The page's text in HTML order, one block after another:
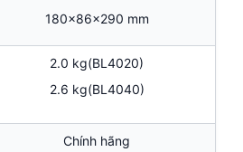
180x86x290 mm
2.0 kg(BL4020)
2.6 kg(BL4040)
Chính hãng